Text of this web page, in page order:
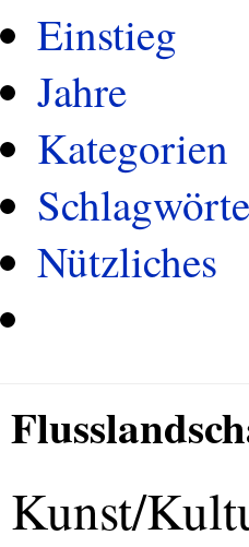
Einstieg
Jahre
Kategorien
Nützliches
Kunst/